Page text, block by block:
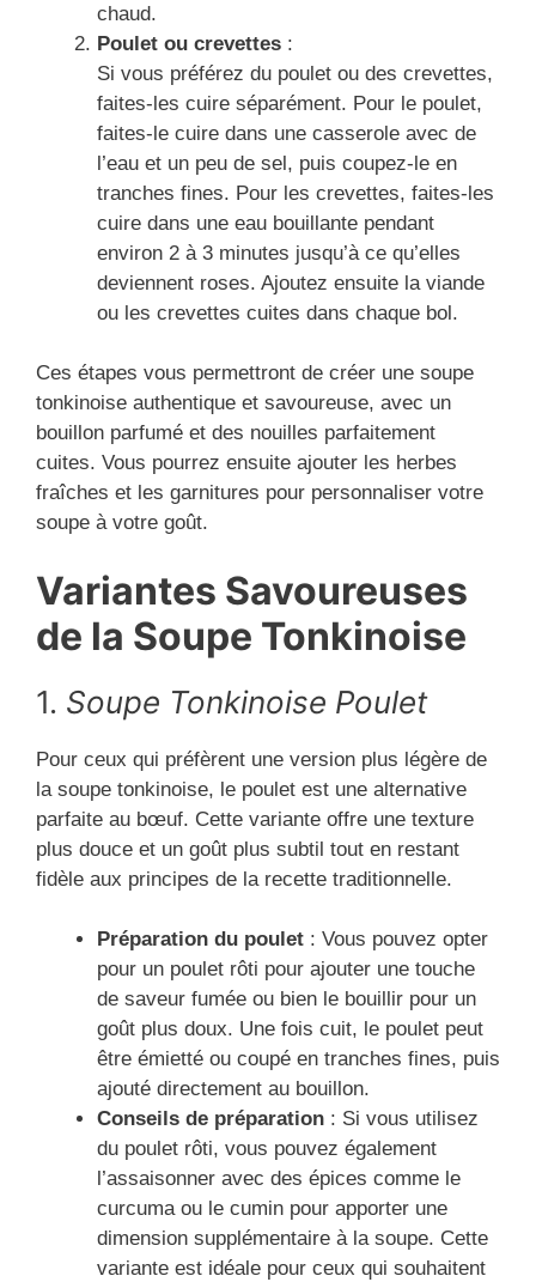
chaud.
Poulet ou crevettes :
Si vous préférez du poulet ou des crevettes,
faites-les cuire séparément. Pour le poulet,
faites-le cuire dans une casserole avec de
l’eau et un peu de sel, puis coupez-le en
tranches fines. Pour les crevettes, faites-les
cuire dans une eau bouillante pendant
environ 2 à 3 minutes jusqu’à ce qu’elles
deviennent roses. Ajoutez ensuite la viande
ou les crevettes cuites dans chaque bol.
Ces étapes vous permettront de créer une soupe
tonkinoise authentique et savoureuse, avec un
bouillon parfumé et des nouilles parfaitement
cuites. Vous pourrez ensuite ajouter les herbes
fraîches et les garnitures pour personnaliser votre
soupe à votre goût.
Variantes Savoureuses
de la Soupe Tonkinoise
1. Soupe Tonkinoise Poulet
Pour ceux qui préfèrent une version plus légère de
la soupe tonkinoise, le poulet est une alternative
parfaite au bœuf. Cette variante offre une texture
plus douce et un goût plus subtil tout en restant
fidèle aux principes de la recette traditionnelle.
Préparation du poulet : Vous pouvez opter
pour un poulet rôti pour ajouter une touche
de saveur fumée ou bien le bouillir pour un
goût plus doux. Une fois cuit, le poulet peut
être émietté ou coupé en tranches fines, puis
ajouté directement au bouillon.
Conseils de préparation : Si vous utilisez
du poulet rôti, vous pouvez également
l’assaisonner avec des épices comme le
curcuma ou le cumin pour apporter une
dimension supplémentaire à la soupe. Cette
variante est idéale pour ceux qui souhaitent